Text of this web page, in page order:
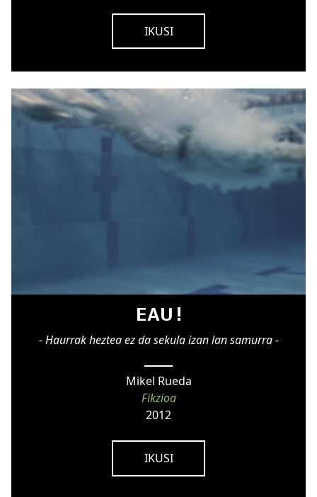
IKUSI
EAU !
- Haurrak heztea ez da sekula izan lan samurra -
Mikel Rueda
Fikzioa
2012
IKUSI